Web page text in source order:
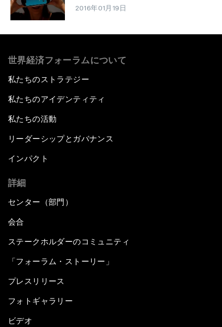
2016年01月19日
世界経済フォーラムについて
私たちのストラテジー
私たちのアイデンティティ
私たちの活動
リーダーシップとガバナンス
インパクト
詳細
センター（部門）
会合
ステークホルダーのコミュニティ
「フォーラム・ストーリー」
プレスリリース
フォトギャラリー
ビデオ